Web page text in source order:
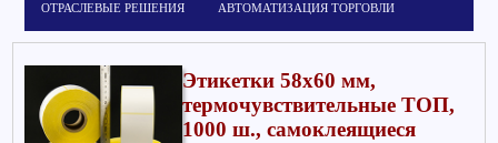
ОТРАСЛЕВЫЕ РЕШЕНИЯ АВТОМАТИЗАЦИЯ ТОРГОВЛИ
Этикетки 58х60 мм,
термочувствительные ТОП,
1000 ш., самоклеящиеся